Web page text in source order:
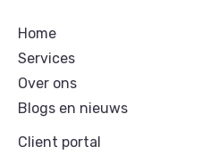
Home
Services
Over ons
Blogs en nieuws
Client portal